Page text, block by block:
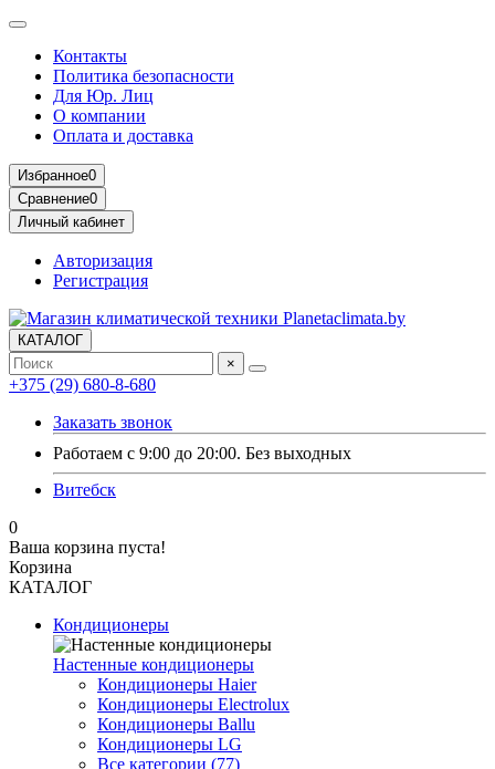
Контакты
Политика безопасности
Для Юр. Лиц
О компании
Оплата и доставка
Избранное0
Сравнение0
Личный кабинет
Авторизация
Регистрация
КАТАЛОГ
×
+375 (29) 680-8-680
Заказать звонок
Работаем с 9:00 до 20:00. Без выходных
Витебск
0
Ваша корзина пуста!
Корзина
КАТАЛОГ
Кондиционеры
Настенные кондиционеры
Кондиционеры Haier
Кондиционеры Electrolux
Кондиционеры Ballu
Кондиционеры LG
Все категории (77)